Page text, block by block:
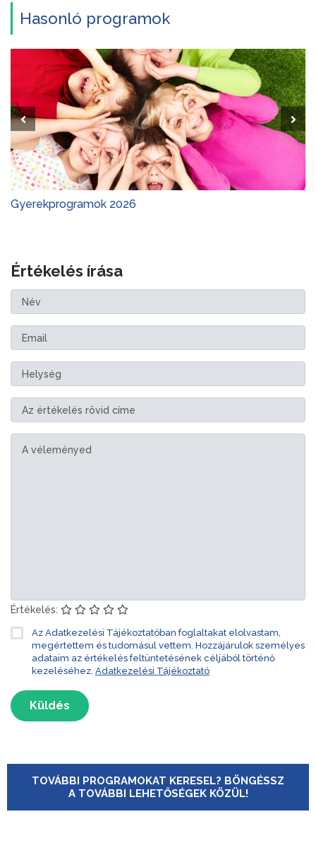
Hasonló programok
Gyerekprogramok 2026
Értékelés írása
Értékelés:
Az Adatkezelési Tájékoztatóban foglaltakat elolvastam,
megértettem és tudomásul vettem. Hozzájárulok személyes
adataim az értékelés feltüntetésének céljából történő
kezeléséhez. Adatkezelési Tájékoztató
Küldés
TOVÁBBI PROGRAMOKAT KERESEL? BÖNGÉSSZ
A TOVÁBBI LEHETŐSÉGEK KÖZÜL!